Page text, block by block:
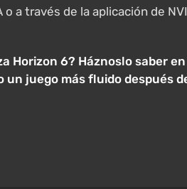
a través de la aplicación de
Horizon 6? Háznoslo saber
juego más fluido después